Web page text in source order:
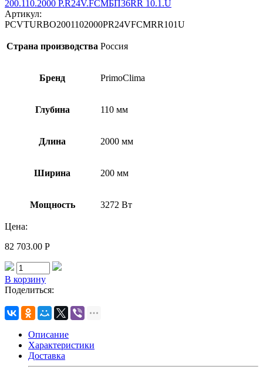
Артикул:
PCVTURBO2001102000PR24VFCMRR101U
Страна производства Россия
Бренд PrimoClima
Глубина 110 мм
Длина 2000 мм
Ширина 200 мм
Мощность 3272 Вт
Цена:
82 703.00 Р
В корзину
Поделиться:
Описание
Характеристики
Доставка